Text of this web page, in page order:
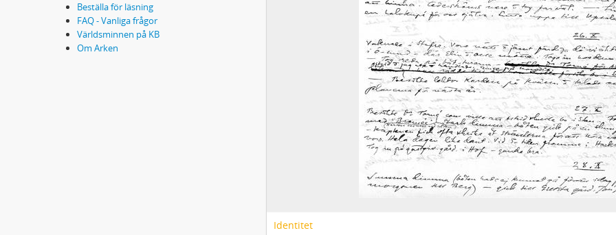
Beställa för läsning
FAQ - Vanliga frågor
Världsminnen på KB
Om Arken
15 - Resor 1926: Vårresan & Höstresan
16 - Resor 1927: Syd- och Mellansverige & 1928: England
17 - Vårresa 1941: Enare och Utsjoki socken i Finland samt
17b - Fotografier Norge
18 - Vinterresa 1941: Norge ;Oslo, Bergen & Trondheim
19 - Vårresan 1942: Finnmarks och Troms fylken i Nordnorge
20 - Resan 1943: Oslo
2 - Handlingar rörande arkeologiska och etnografiska
3 - Ämnesordnade handlingar rörande arkeologiska fynd och
4 - Anteckningar från svenska och utländska museer och arkiv
5 - Uppdrag för svenska Röda Korsets hjälpkommitté för krigsfångar
6 - Verksamhet inom frivilligrörelsen under första och andra
Identitet